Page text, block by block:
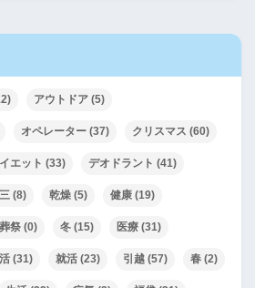
アウトドア (5)
オペレーター (37) クリスマス (60)
エット (33) デオドラント (41)
(8) 乾燥 (5) 健康 (19)
祭 (0) 冬 (15) 医療 (31)
(31) 就活 (23) 引越 (57) 春 (2)